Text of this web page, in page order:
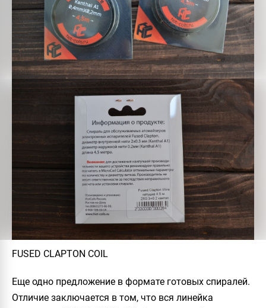
FUSED CLAPTON COIL
Еще одно предложение в формате готовых спиралей.
Отличие заключается в том, что вся линейка